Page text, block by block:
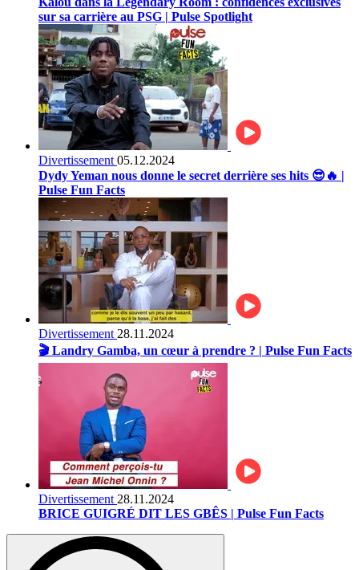
sur sa carrière au PSG | Pulse Spotlight
Divertissement 05.12.2024
Dydy Yeman nous donne le secret derrière ses hits 😎🔥 |
Pulse Fun Facts
Divertissement 28.11.2024
🎬 Landry Gamba, un cœur à prendre ? | Pulse Fun Facts
Divertissement 28.11.2024
BRICE GUIGRÉ DIT LES GBÊS | Pulse Fun Facts